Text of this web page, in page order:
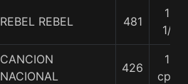
REBEL REBEL 481
10
1/4
CANCION
NACIONAL
426
13
cpos